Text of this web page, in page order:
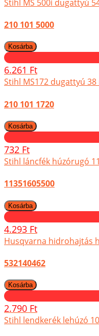
Stihl MS 500i dugattyú
210 101 5000
6.261 Ft
Stihl MS172 dugattyú
210 101 1720
732 Ft
Stihl láncfék húzórugó
11351605500
4.293 Ft
Husqvarna hidrohajtás
532140462
2.790 Ft
Stihl lendkerék lehúzó